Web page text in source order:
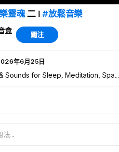
靈魂二 I#放鬆音樂
盒 關注
年6月25日
Music & Sounds for Sleep, Meditation, Spa...